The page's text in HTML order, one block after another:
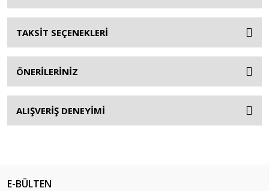
TAKSİT SEÇENEKLERİ
ÖNERİLERİNİZ
ALIŞVERİŞ DENEYİMİ
E-BÜLTEN